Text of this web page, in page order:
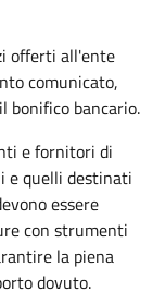
offerti all'ente
comunicato,
bonifico bancario.
e fornitori di
e quelli destinati
essere
con strumenti
la piena
dovuto.